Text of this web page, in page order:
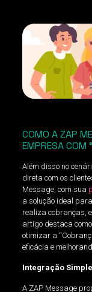
COMO A ZAP
EMPRESA COM
Além disso no
direta com os
Message, com sua
a solução ideal
realiza cobranças,
artigo destaca
otimizar a
eficácia e
Integração
A ZAP Message